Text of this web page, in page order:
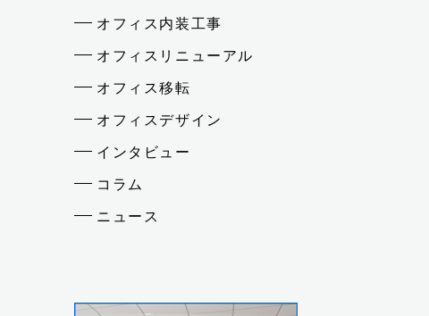
オフィス内装工事
オフィスリニューアル
オフィス移転
オフィスデザイン
インタビュー
コラム
ニュース